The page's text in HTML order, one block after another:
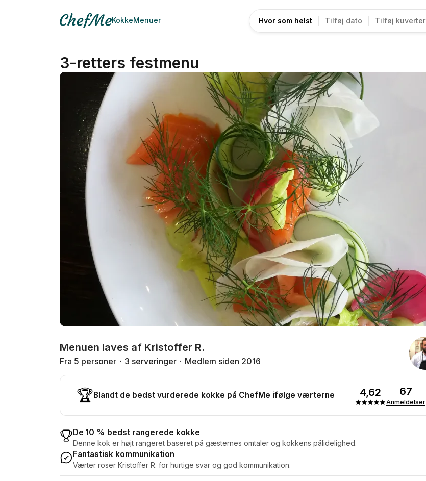
KokkeMenuer Hvor som helst Tilføj dato Tilføj kuverter
3-retters festmenu
Menuen laves af Kristoffer R.
Fra 5 personer 3 serveringer Medlem siden 2016
🏆Blandt de bedst vurderede kokke på ChefMe ifølge værterne 4,62 67
Anmeldelser
De 10 % bedst rangerede kokke
Denne kok er højt rangeret baseret på gæsternes omtaler og kokkens pålidelighed.
Fantastisk kommunikation
Værter roser Kristoffer R. for hurtige svar og god kommunikation.